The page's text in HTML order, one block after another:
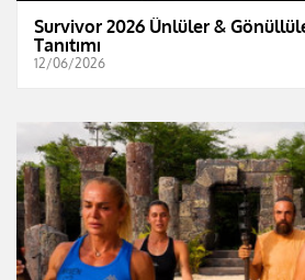
Survivor 2026 Ünlüler &
Tanıtımı
12/06/2026